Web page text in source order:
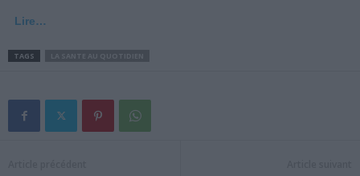
Lire…
TAGS